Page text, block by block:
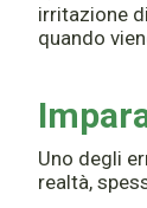
irritazione
quando
Uno degli
realtà,